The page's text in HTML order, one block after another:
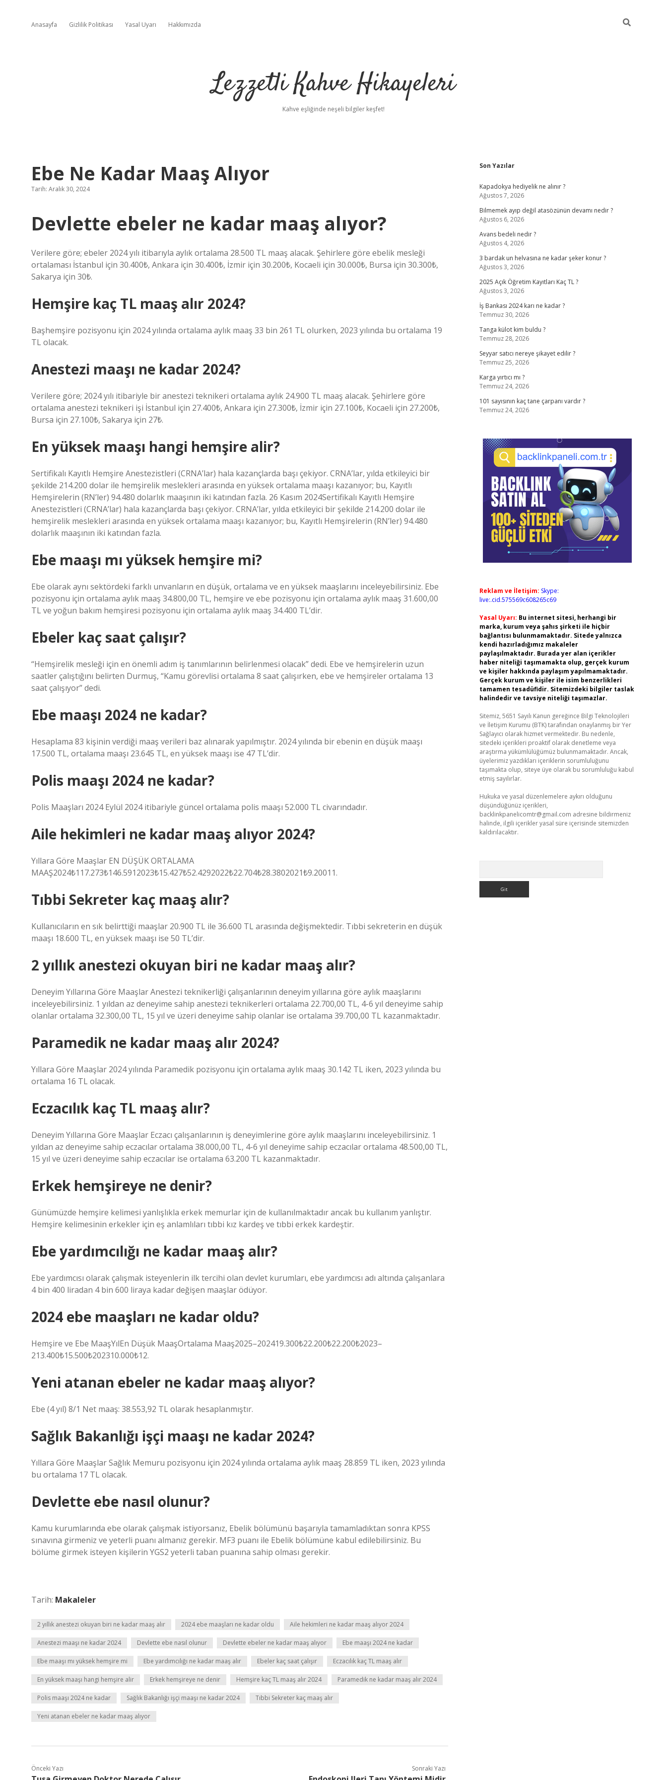
Anasayfa Gizlilik Politikası Yasal Uyarı Hakkımızda
Lezzetli Kahve Hikayeleri
Kahve eşliğinde neşeli bilgiler keşfet!
Ebe Ne Kadar Maaş Alıyor
Tarih: Aralık 30, 2024
Devlette ebeler ne kadar maaş alıyor?
Verilere göre; ebeler 2024 yılı itibarıyla aylık ortalama 28.500 TL maaş alacak. Şehirlere göre ebelik mesleği
ortalaması İstanbul için 30.400₺, Ankara için 30.400₺, İzmir için 30.200₺, Kocaeli için 30.000₺, Bursa için 30.300₺,
Sakarya için 30₺.
Hemşire kaç TL maaş alır 2024?
Başhemşire pozisyonu için 2024 yılında ortalama aylık maaş 33 bin 261 TL olurken, 2023 yılında bu ortalama 19
TL olacak.
Anestezi maaşı ne kadar 2024?
Verilere göre; 2024 yılı itibariyle bir anestezi teknikeri ortalama aylık 24.900 TL maaş alacak. Şehirlere göre
ortalama anestezi teknikeri işi İstanbul için 27.400₺, Ankara için 27.300₺, İzmir için 27.100₺, Kocaeli için 27.200₺,
Bursa için 27.100₺, Sakarya için 27₺.
En yüksek maaşı hangi hemşire alir?
Sertifikalı Kayıtlı Hemşire Anestezistleri (CRNA’lar) hala kazançlarda başı çekiyor. CRNA’lar, yılda etkileyici bir
şekilde 214.200 dolar ile hemşirelik meslekleri arasında en yüksek ortalama maaşı kazanıyor; bu, Kayıtlı
Hemşirelerin (RN’ler) 94.480 dolarlık maaşının iki katından fazla. 26 Kasım 2024Sertifikalı Kayıtlı Hemşire
Anestezistleri (CRNA’lar) hala kazançlarda başı çekiyor. CRNA’lar, yılda etkileyici bir şekilde 214.200 dolar ile
hemşirelik meslekleri arasında en yüksek ortalama maaşı kazanıyor; bu, Kayıtlı Hemşirelerin (RN’ler) 94.480
dolarlık maaşının iki katından fazla.
Ebe maaşı mı yüksek hemşire mi?
Ebe olarak aynı sektördeki farklı unvanların en düşük, ortalama ve en yüksek maaşlarını inceleyebilirsiniz. Ebe
pozisyonu için ortalama aylık maaş 34.800,00 TL, hemşire ve ebe pozisyonu için ortalama aylık maaş 31.600,00
TL ve yoğun bakım hemşiresi pozisyonu için ortalama aylık maaş 34.400 TL’dir.
Ebeler kaç saat çalışır?
“Hemşirelik mesleği için en önemli adım iş tanımlarının belirlenmesi olacak” dedi. Ebe ve hemşirelerin uzun
saatler çalıştığını belirten Durmuş, “Kamu görevlisi ortalama 8 saat çalışırken, ebe ve hemşireler ortalama 13
saat çalışıyor” dedi.
Ebe maaşı 2024 ne kadar?
Hesaplama 83 kişinin verdiği maaş verileri baz alınarak yapılmıştır. 2024 yılında bir ebenin en düşük maaşı
17.500 TL, ortalama maaşı 23.645 TL, en yüksek maaşı ise 47 TL’dir.
Polis maaşı 2024 ne kadar?
Polis Maaşları 2024 Eylül 2024 itibariyle güncel ortalama polis maaşı 52.000 TL civarındadır.
Aile hekimleri ne kadar maaş alıyor 2024?
Yıllara Göre Maaşlar EN DÜŞÜK ORTALAMA
MAAŞ2024₺117.273₺146.5912023₺15.427₺52.4292022₺22.704₺28.3802021₺9.20011.
Tıbbi Sekreter kaç maaş alır?
Kullanıcıların en sık belirttiği maaşlar 20.900 TL ile 36.600 TL arasında değişmektedir. Tıbbi sekreterin en düşük
maaşı 18.600 TL, en yüksek maaşı ise 50 TL’dir.
2 yıllık anestezi okuyan biri ne kadar maaş alır?
Deneyim Yıllarına Göre Maaşlar Anestezi teknikerliği çalışanlarının deneyim yıllarına göre aylık maaşlarını
inceleyebilirsiniz. 1 yıldan az deneyime sahip anestezi teknikerleri ortalama 22.700,00 TL, 4-6 yıl deneyime sahip
olanlar ortalama 32.300,00 TL, 15 yıl ve üzeri deneyime sahip olanlar ise ortalama 39.700,00 TL kazanmaktadır.
Paramedik ne kadar maaş alır 2024?
Yıllara Göre Maaşlar 2024 yılında Paramedik pozisyonu için ortalama aylık maaş 30.142 TL iken, 2023 yılında bu
ortalama 16 TL olacak.
Eczacılık kaç TL maaş alır?
Deneyim Yıllarına Göre Maaşlar Eczacı çalışanlarının iş deneyimlerine göre aylık maaşlarını inceleyebilirsiniz. 1
yıldan az deneyime sahip eczacılar ortalama 38.000,00 TL, 4-6 yıl deneyime sahip eczacılar ortalama 48.500,00 TL,
15 yıl ve üzeri deneyime sahip eczacılar ise ortalama 63.200 TL kazanmaktadır.
Erkek hemşireye ne denir?
Günümüzde hemşire kelimesi yanlışlıkla erkek memurlar için de kullanılmaktadır ancak bu kullanım yanlıştır.
Hemşire kelimesinin erkekler için eş anlamlıları tıbbi kız kardeş ve tıbbi erkek kardeştir.
Ebe yardımcılığı ne kadar maaş alır?
Ebe yardımcısı olarak çalışmak isteyenlerin ilk tercihi olan devlet kurumları, ebe yardımcısı adı altında çalışanlara
4 bin 400 liradan 4 bin 600 liraya kadar değişen maaşlar ödüyor.
2024 ebe maaşları ne kadar oldu?
Hemşire ve Ebe MaaşYılEn Düşük MaaşOrtalama Maaş2025–202419.300₺22.200₺22.200₺2023–
213.400₺15.500₺202310.000₺12.
Yeni atanan ebeler ne kadar maaş alıyor?
Ebe (4 yıl) 8/1 Net maaş: 38.553,92 TL olarak hesaplanmıştır.
Sağlık Bakanlığı işçi maaşı ne kadar 2024?
Yıllara Göre Maaşlar Sağlık Memuru pozisyonu için 2024 yılında ortalama aylık maaş 28.859 TL iken, 2023 yılında
bu ortalama 17 TL olacak.
Devlette ebe nasıl olunur?
Kamu kurumlarında ebe olarak çalışmak istiyorsanız, Ebelik bölümünü başarıyla tamamladıktan sonra KPSS
sınavına girmeniz ve yeterli puanı almanız gerekir. MF3 puanı ile Ebelik bölümüne kabul edilebilirsiniz. Bu
bölüme girmek isteyen kişilerin YGS2 yeterli taban puanına sahip olması gerekir.
Tarih: Makaleler
2 yıllık anestezi okuyan biri ne kadar maaş alır 2024 ebe maaşları ne kadar oldu Aile hekimleri ne kadar maaş alıyor 2024
Anestezi maaşı ne kadar 2024 Devlette ebe nasıl olunur Devlette ebeler ne kadar maaş alıyor Ebe maaşı 2024 ne kadar
Ebe maaşı mı yüksek hemşire mi Ebe yardımcılığı ne kadar maaş alır Ebeler kaç saat çalışır Eczacılık kaç TL maaş alır
En yüksek maaşı hangi hemşire alir Erkek hemşireye ne denir Hemşire kaç TL maaş alır 2024 Paramedik ne kadar maaş alır 2024
Polis maaşı 2024 ne kadar Sağlık Bakanlığı işçi maaşı ne kadar 2024 Tıbbi Sekreter kaç maaş alır
Yeni atanan ebeler ne kadar maaş alıyor
Önceki Yazı Sonraki Yazı
Sidebar
Son Yazılar
Kapadokya hediyelik ne alınır ?
Ağustos 7, 2026
Bilmemek ayıp değil atasözünün devamı nedir ?
Ağustos 6, 2026
Avans bedeli nedir ?
Ağustos 4, 2026
3 bardak un helvasına ne kadar şeker konur ?
Ağustos 3, 2026
2025 Açık Öğretim Kayıtları Kaç TL ?
Ağustos 3, 2026
İş Bankası 2024 karı ne kadar ?
Temmuz 30, 2026
Tanga külot kim buldu ?
Temmuz 28, 2026
Seyyar satıcı nereye şikayet edilir ?
Temmuz 25, 2026
Karga yırtıcı mı ?
Temmuz 24, 2026
101 sayısının kaç tane çarpanı vardır ?
Temmuz 24, 2026
Reklam ve İletişim: Skype:
live:.cid.575569c608265c69
Yasal Uyarı: Bu internet sitesi, herhangi bir
marka, kurum veya şahıs şirketi ile hiçbir
bağlantısı bulunmamaktadır. Sitede yalnızca
kendi hazırladığımız makaleler
paylaşılmaktadır. Burada yer alan içerikler
haber niteliği taşımamakta olup, gerçek kurum
ve kişiler hakkında paylaşım yapılmamaktadır.
Gerçek kurum ve kişiler ile isim benzerlikleri
tamamen tesadüfidir. Sitemizdeki bilgiler taslak
halindedir ve tavsiye niteliği taşımazlar.
Sitemiz, 5651 Sayılı Kanun gereğince Bilgi Teknolojileri
ve İletişim Kurumu (BTK) tarafından onaylanmış bir Yer
Sağlayıcı olarak hizmet vermektedir. Bu nedenle,
sitedeki içerikleri proaktif olarak denetleme veya
araştırma yükümlülüğümüz bulunmamaktadır. Ancak,
üyelerimiz yazdıkları içeriklerin sorumluluğunu
taşımakta olup, siteye üye olarak bu sorumluluğu kabul
etmiş sayılırlar.
Hukuka ve yasal düzenlemelere aykırı olduğunu
düşündüğünüz içerikleri,
backlinkpanelicomtr@gmail.com adresine bildirmeniz
halinde, ilgili içerikler yasal süre içerisinde sitemizden
kaldırılacaktır.